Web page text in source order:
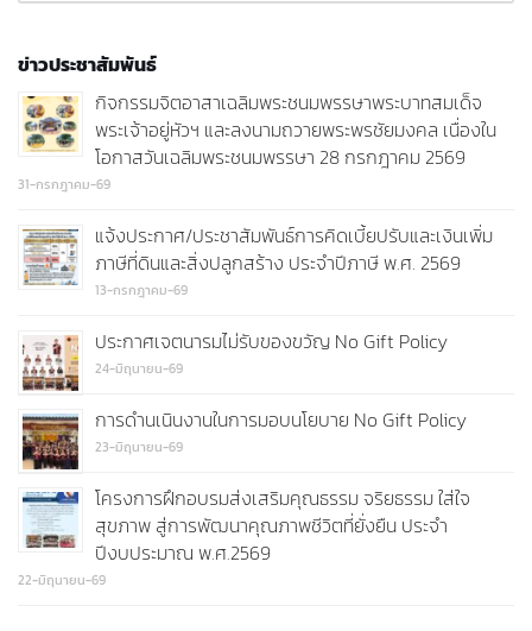
ข่าวประชาสัมพันธ์
กิจกรรมจิตอาสาเฉลิมพระชนมพรรษาพระบาทสมเด็จ
พระเจ้าอยู่หัวฯ และลงนามถวายพระพรชัยมงคล เนื่องใน
โอกาสวันเฉลิมพระชนมพรรษา 28 กรกฎาคม 2569
31-กรกฎาคม-69
แจ้งประกาศ/ประชาสัมพันธ์การคิดเบี้ยปรับและเงินเพิ่ม
ภาษีที่ดินและสิ่งปลูกสร้าง ประจำปีภาษี พ.ศ. 2569
13-กรกฎาคม-69
ประกาศเจตนารมไม่รับของขวัญ No Gift Policy
24-มิถุนายน-69
การดำนเนินงานในการมอบนโยบาย No Gift Policy
23-มิถุนายน-69
โครงการฝึกอบรมส่งเสริมคุณธรรม จริยธรรม ใส่ใจ
สุขภาพ สู่การพัฒนาคุณภาพชีวิตที่ยั่งยืน ประจำ
ปีงบประมาณ พ.ศ.2569
22-มิถุนายน-69